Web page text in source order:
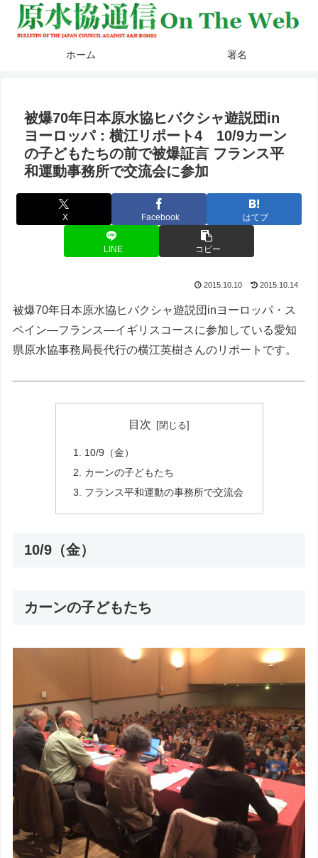
ホーム 署名
被爆70年日本原水協ヒバクシャ遊説団in
ヨーロッパ：横江リポート4 10/9カーン
の子どもたちの前で被爆証言 フランス平
和運動事務所で交流会に参加
X Facebook はてブ
LINE コピー
2015.10.10 2015.10.14
被爆70年日本原水協ヒバクシャ遊説団inヨーロッパ・ス
ペイン—フランス—イギリスコースに参加している愛知
県原水協事務局長代行の横江英樹さんのリポートです。
目次
10/9（金）
カーンの子どもたち
フランス平和運動の事務所で交流会
10/9（金）
カーンの子どもたち